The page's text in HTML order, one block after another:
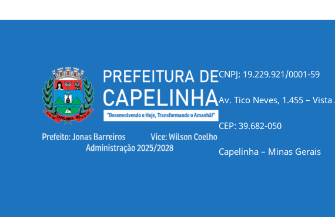
CNPJ: 19.229.921/0001-59
Av. Tico Neves, 1.455 –
CEP: 39.682-050
Capelinha – Minas Gerais